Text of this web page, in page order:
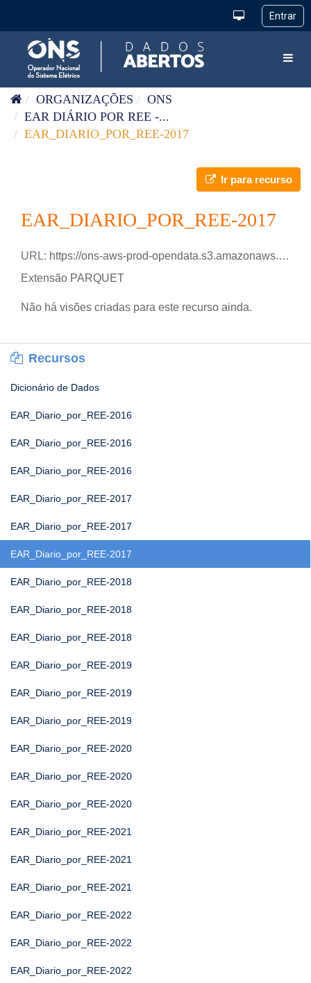
ORGANIZAÇÕES
ONS
EAR DIÁRIO POR REE -...
EAR_DIARIO_POR_REE-2017
Ir para recurso
EAR_DIARIO_POR_REE-2017
URL: https://ons-aws-prod-opendata.s3.amazonaws.com/dataset/ear_ree_di/EAR_DIARIO_REE_2017.parquet
Extensão PARQUET
Não há visões criadas para este recurso ainda.
Recursos
Dicionário de Dados
EAR_Diario_por_REE-2016
EAR_Diario_por_REE-2016
EAR_Diario_por_REE-2016
EAR_Diario_por_REE-2017
EAR_Diario_por_REE-2017
EAR_Diario_por_REE-2017
EAR_Diario_por_REE-2018
EAR_Diario_por_REE-2018
EAR_Diario_por_REE-2018
EAR_Diario_por_REE-2019
EAR_Diario_por_REE-2019
EAR_Diario_por_REE-2019
EAR_Diario_por_REE-2020
EAR_Diario_por_REE-2020
EAR_Diario_por_REE-2020
EAR_Diario_por_REE-2021
EAR_Diario_por_REE-2021
EAR_Diario_por_REE-2021
EAR_Diario_por_REE-2022
EAR_Diario_por_REE-2022
EAR_Diario_por_REE-2022